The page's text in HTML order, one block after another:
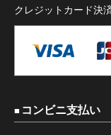
クレジットカード決
コンビニ支払い